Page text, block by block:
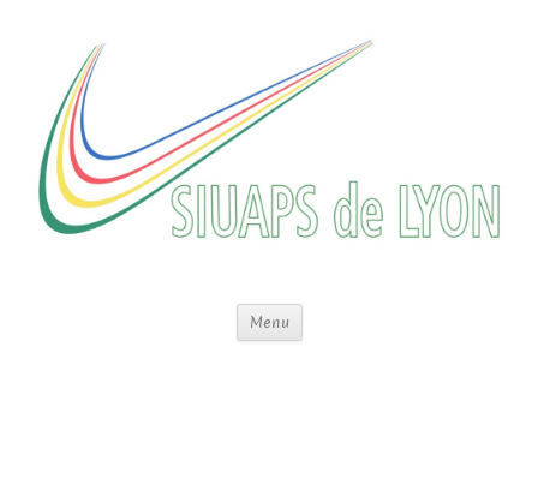
Menu